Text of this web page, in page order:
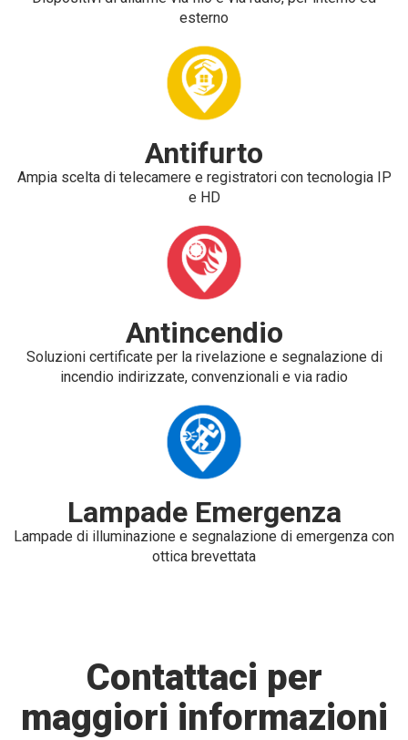
esterno
Antifurto
Ampia scelta di telecamere e registratori con tecnologia IP
e HD
Antincendio
Soluzioni certificate per la rivelazione e segnalazione di
incendio indirizzate, convenzionali e via radio
Lampade Emergenza
Lampade di illuminazione e segnalazione di emergenza con
ottica brevettata
Contattaci per
maggiori informazioni